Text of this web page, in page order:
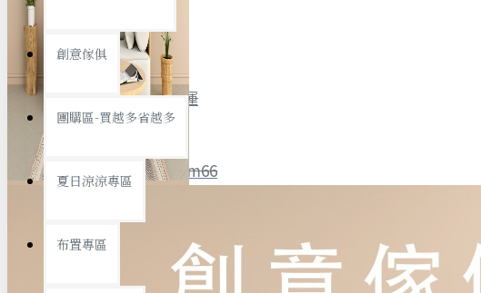
全館限時滿799免運
聯絡我們 ID : @ym66
優惠活動 最新活動
旅行收納
汽機車用品
創意傢俱
團購區-買越多省越多
夏日涼涼專區
布置專區